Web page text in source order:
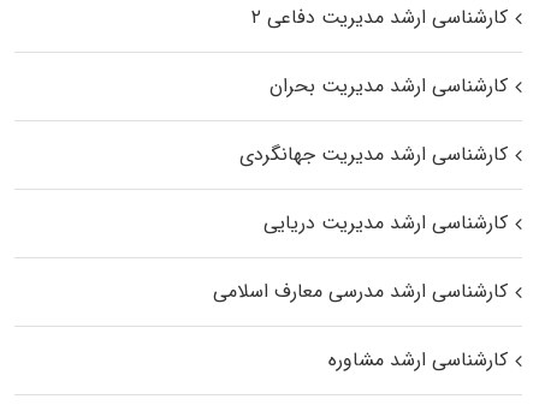
کارشناسی ارشد مدیریت دفاعی ۲
کارشناسی ارشد مدیریت بحران
کارشناسی ارشد مدیریت جهانگردی
کارشناسی ارشد مدیریت دریایی
کارشناسی ارشد مدرسی معارف اسلامی
کارشناسی ارشد مشاوره